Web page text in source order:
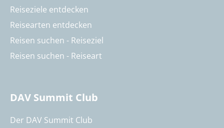
Reiseziele entdecken
Reisearten entdecken
Reisen suchen - Reiseziel
Reisen suchen - Reiseart
DAV Summit Club
Der DAV Summit Club